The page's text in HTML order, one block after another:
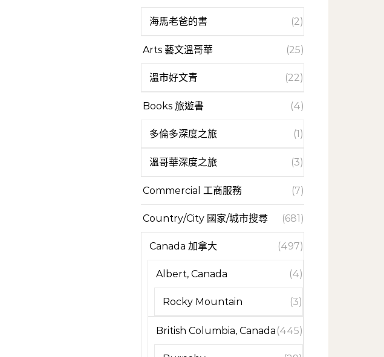
海馬老爸的書 (2)
Arts 藝文溫哥華 (25)
溫市好文青 (22)
Books 旅遊書 (4)
多倫多深度之旅 (1)
溫哥華深度之旅 (3)
Commercial 工商服務 (7)
Country/City 國家/城市搜尋 (681)
Canada 加拿大 (497)
Albert, Canada (4)
Rocky Mountain (3)
British Columbia, Canada (445)